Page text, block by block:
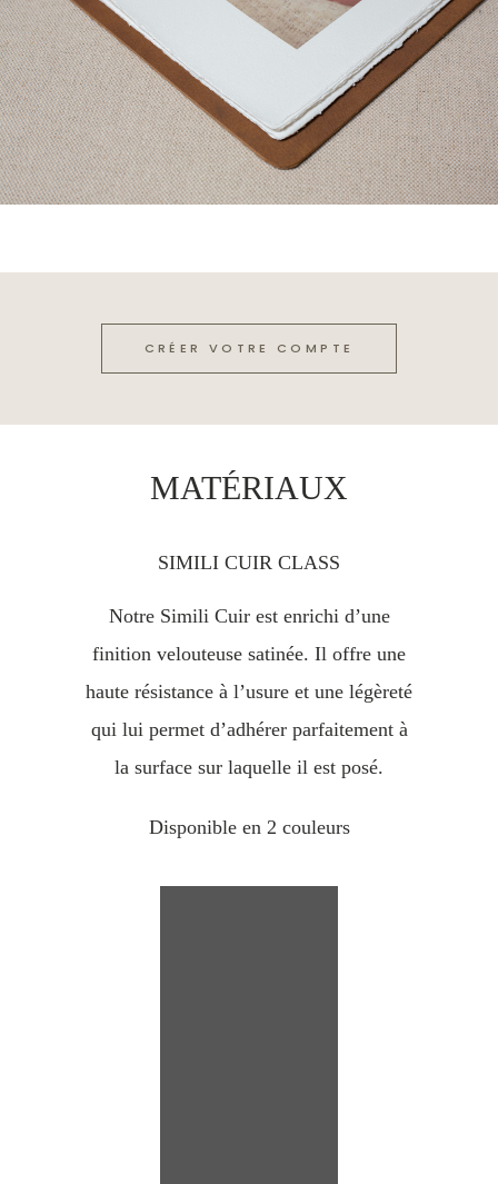
CRÉER VOTRE COMPTE
MATÉRIAUX
SIMILI CUIR CLASS
Notre Simili Cuir est enrichi d’une
finition velouteuse satinée. Il offre une
haute résistance à l’usure et une légèreté
qui lui permet d’adhérer parfaitement à
la surface sur laquelle il est posé.
Disponible en 2 couleurs